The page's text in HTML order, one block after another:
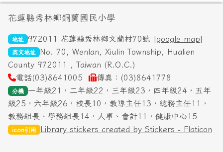
頁尾區域內容
花蓮縣秀林鄉銅蘭國民小學
地址 972011 花蓮縣秀林鄉文蘭村70號 [google map]
英文地址
No. 70, Wenlan, Xiulin Township, Hualien
County 972011 , Taiwan (R.O.C.)
電話(03)8641005
傳真：(03)8641778
分機
一年級21，二年級22，三年級23，四年級24，五年
級25，六年級26，校長10，教導主任13，總務主任11，
教務組長、學務組長14，人事、會計11，健康中心15
icon引用 Library stickers created by Stickers - Flaticon